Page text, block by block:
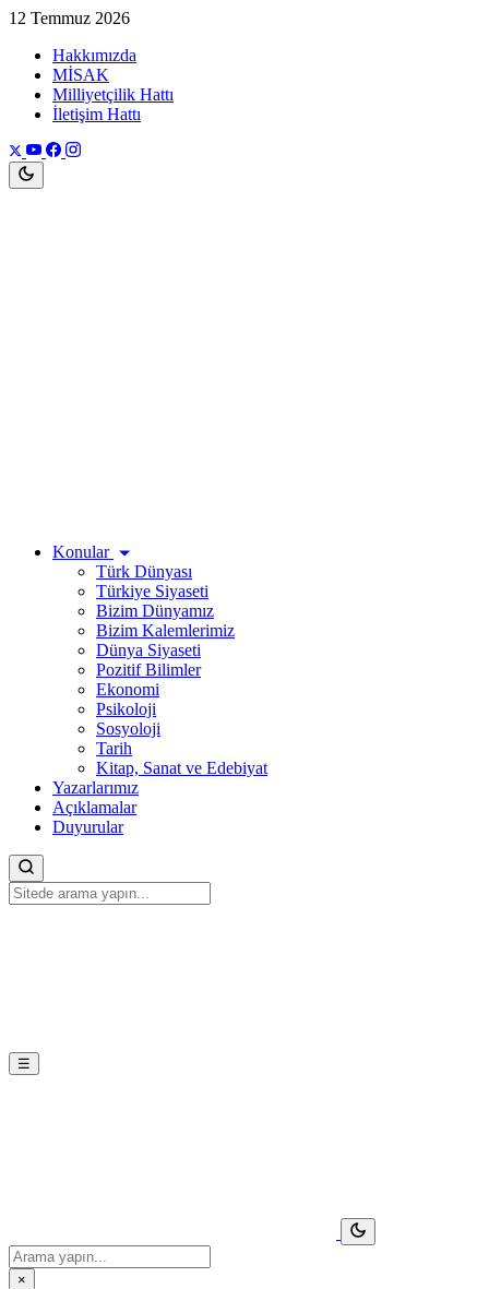
12 Temmuz 2026
Hakkımızda
MİSAK
Milliyetçilik Hattı
İletişim Hattı
Konular
Türk Dünyası
Türkiye Siyaseti
Bizim Dünyamız
Bizim Kalemlerimiz
Dünya Siyaseti
Pozitif Bilimler
Ekonomi
Psikoloji
Sosyoloji
Tarih
Kitap, Sanat ve Edebiyat
Yazarlarımız
Açıklamalar
Duyurular
☰
×